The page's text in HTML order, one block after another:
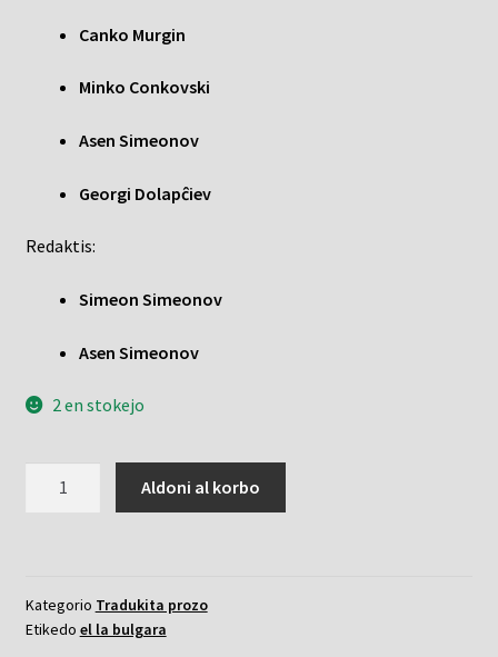
Canko Murgin
Minko Conkovski
Asen Simeonov
Georgi Dolapĉiev
Redaktis:
Simeon Simeonov
Asen Simeonov
2 en stokejo
Aldoni al korbo
Kategorio Tradukita prozo
Etikedo el la bulgara